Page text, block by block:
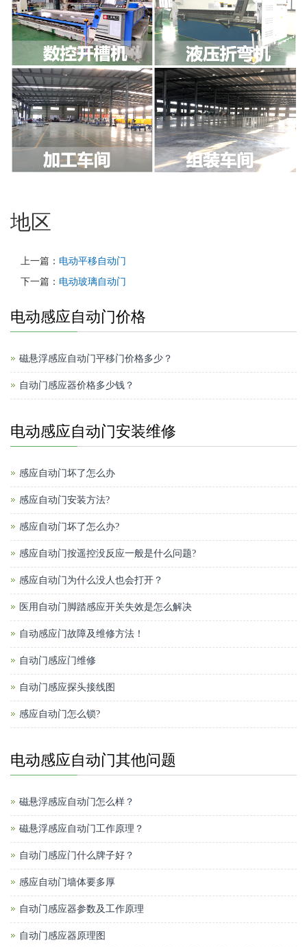
地区
上一篇： 电动平移自动门
下一篇： 电动玻璃自动门
电动感应自动门价格
磁悬浮感应自动门平移门价格多少？
自动门感应器价格多少钱？
电动感应自动门安装维修
感应自动门坏了怎么办
感应自动门安装方法?
感应自动门坏了怎么办?
感应自动门按遥控没反应一般是什么问题?
感应自动门为什么没人也会打开？
医用自动门脚踏感应开关失效是怎么解决
自动感应门故障及维修方法！
自动门感应门维修
自动门感应探头接线图
感应自动门怎么锁?
电动感应自动门其他问题
磁悬浮感应自动门怎么样？
磁悬浮感应自动门工作原理？
自动门感应门什么牌子好？
感应自动门墙体要多厚
自动门感应器参数及工作原理
自动门感应器原理图